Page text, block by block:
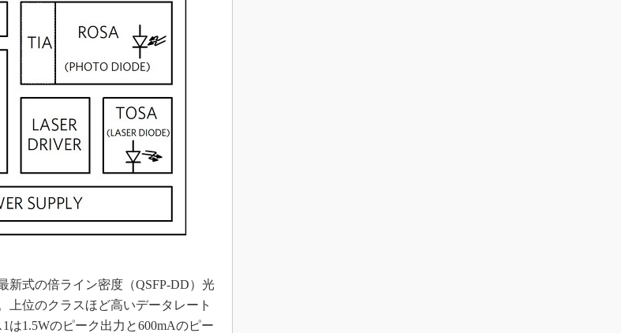
式の倍ライン密度（QSFP-DD）光
上位のクラスほど高いデータレート
は1.5Wのピーク出力と600mAのピー